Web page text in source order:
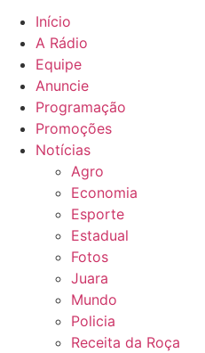
Início
A Rádio
Equipe
Anuncie
Programação
Promoções
Notícias
Agro
Economia
Esporte
Estadual
Fotos
Juara
Mundo
Policia
Receita da Roça